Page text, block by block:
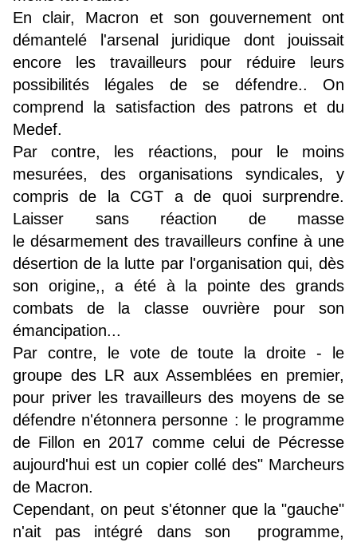
En clair, Macron et son gouvernement ont
démantelé l'arsenal juridique dont jouissait
encore les travailleurs pour réduire leurs
possibilités légales de se défendre.. On
comprend la satisfaction des patrons et du
Medef.
Par contre, les réactions, pour le moins
mesurées, des organisations syndicales, y
compris de la CGT a de quoi surprendre.
Laisser sans réaction de masse
le désarmement des travailleurs confine à une
désertion de la lutte par l'organisation qui, dès
son origine,, a été à la pointe des grands
combats de la classe ouvrière pour son
émancipation...
Par contre, le vote de toute la droite - le
groupe des LR aux Assemblées en premier,
pour priver les travailleurs des moyens de se
défendre n'étonnera personne : le programme
de Fillon en 2017 comme celui de Pécresse
aujourd'hui est un copier collé des" Marcheurs
de Macron.
Cependant, on peut s'étonner que la "gauche"
n'ait pas intégré dans son programme,